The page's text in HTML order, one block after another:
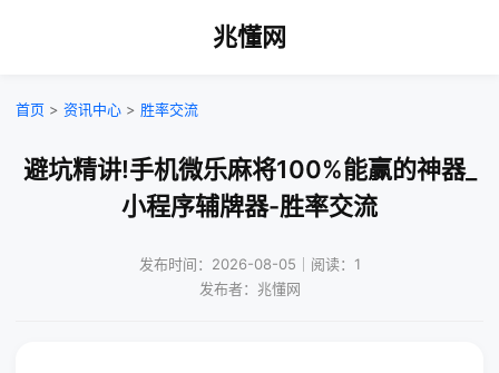
兆懂网
首页 > 资讯中心 > 胜率交流
避坑精讲!手机微乐麻将100%能赢的神器_
小程序辅牌器-胜率交流
发布时间：2026-08-05｜阅读：1
发布者：兆懂网